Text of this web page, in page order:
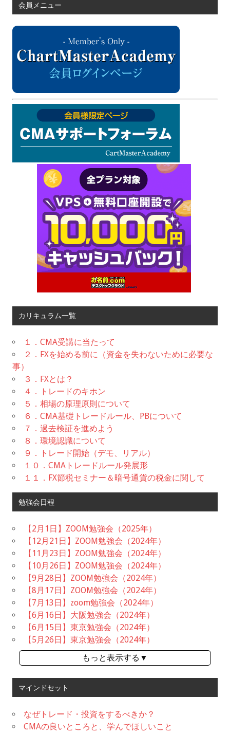
会員メニュー
カリキュラム一覧
１．CMA受講に当たって
２．FXを始める前に（資金を失わないために必要な
事）
３．FXとは？
４．トレードのキホン
５．相場の原理原則について
６．CMA基礎トレードルール、PBについて
７．過去検証を進めよう
８．環境認識について
９．トレード開始（デモ、リアル）
１０．CMAトレードルール発展形
１１．FX節税セミナー＆暗号通貨の税金に関して
勉強会日程
【2月1日】ZOOM勉強会（2025年）
【12月21日】ZOOM勉強会（2024年）
【11月23日】ZOOM勉強会（2024年）
【10月26日】ZOOM勉強会（2024年）
【9月28日】ZOOM勉強会（2024年）
【8月17日】ZOOM勉強会（2024年）
【7月13日】zoom勉強会（2024年）
【6月16日】大阪勉強会（2024年）
【6月15日】東京勉強会（2024年）
【5月26日】東京勉強会（2024年）
もっと表示する▼
マインドセット
なぜトレード・投資をするべきか？
CMAの良いところと、学んでほしいこと